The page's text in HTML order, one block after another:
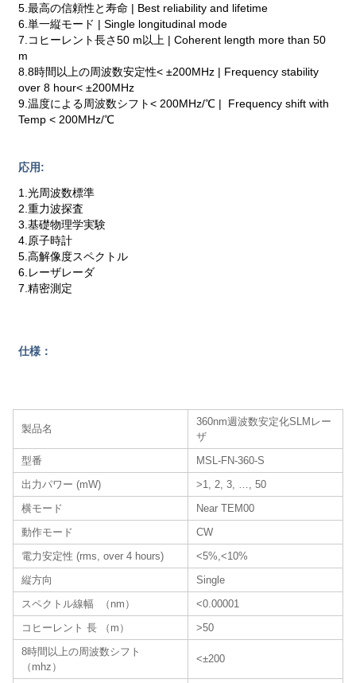
5.最高の信頼性と寿命 | Best reliability and lifetime
6.単一縦モード | Single longitudinal mode
7.コヒーレント長さ50 m以上 | Coherent length more than 50
m
8.8時間以上の周波数安定性< ±200MHz | Frequency stability
over 8 hour< ±200MHz
9.温度による周波数シフト< 200MHz/℃ | Frequency shift with
Temp < 200MHz/℃
応用:
1.光周波数標準
2.重力波探査
3.基礎物理学実験
4.原子時計
5.高解像度スペクトル
6.レーザレーダ
7.精密測定
仕様：
製品名
360nm週波数安定化SLMレー
ザ
型番
MSL-FN-360-S
出力パワー (mW)
>1, 2, 3, …, 50
横モード
Near TEM00
動作モード
CW
電力安定性 (rms, over 4 hours)
<5%,<10%
縦方向
Single
スペクトル線幅 （nm）
<0.00001
コヒーレント 長 （m）
>50
8時間以上の周波数シフト
（mhz）
<±200